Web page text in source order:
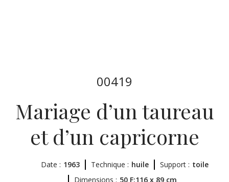
00419
Mariage d’un taureau
et d’un capricorne
Date : 1963 Technique : huile Support : toile
Dimensions : 50 F;116 x 89 cm